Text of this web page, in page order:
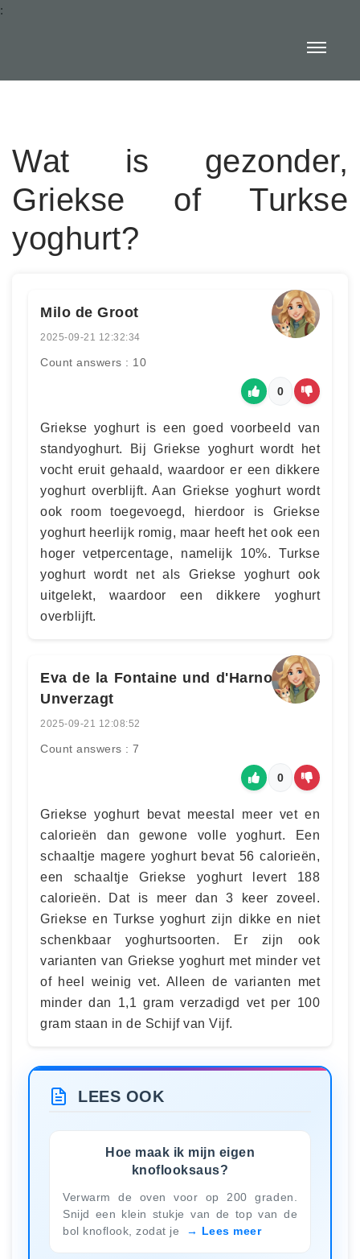
:
Wat is gezonder,
Griekse of Turkse
yoghurt?
Milo de Groot
2025-09-21 12:32:34
Count answers : 10
0
Griekse yoghurt is een goed voorbeeld van
standyoghurt. Bij Griekse yoghurt wordt het
vocht eruit gehaald, waardoor er een dikkere
yoghurt overblijft. Aan Griekse yoghurt wordt
ook room toegevoegd, hierdoor is Griekse
yoghurt heerlijk romig, maar heeft het ook een
hoger vetpercentage, namelijk 10%. Turkse
yoghurt wordt net als Griekse yoghurt ook
uitgelekt, waardoor een dikkere yoghurt
overblijft.
Eva de la Fontaine und d'Harnoncourt
Unverzagt
2025-09-21 12:08:52
Count answers : 7
0
Griekse yoghurt bevat meestal meer vet en
calorieën dan gewone volle yoghurt. Een
schaaltje magere yoghurt bevat 56 calorieën,
een schaaltje Griekse yoghurt levert 188
calorieën. Dat is meer dan 3 keer zoveel.
Griekse en Turkse yoghurt zijn dikke en niet
schenkbaar yoghurtsoorten. Er zijn ook
varianten van Griekse yoghurt met minder vet
of heel weinig vet. Alleen de varianten met
minder dan 1,1 gram verzadigd vet per 100
gram staan in de Schijf van Vijf.
LEES OOK
Hoe maak ik mijn eigen
knoflooksaus?
Verwarm de oven voor op 200 graden.
Snijd een klein stukje van de top van de
bol knoflook, zodat je
Lees meer